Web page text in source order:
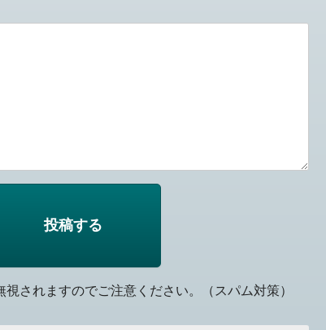
されますのでご注意ください。（スパム対策）